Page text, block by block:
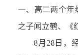
一、高二两个年
之子闻立鹤、《
8月28日，